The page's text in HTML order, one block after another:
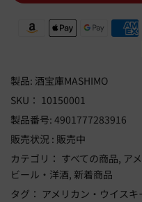
製品: 酒宝庫MASHIMO
SKU： 10150001
製品番号: 4901777283916
販売状況 : 販売中
カテゴリ： すべての商品 ア
ビール・洋酒 新着商品
タグ： アメリカン・ウイスキ